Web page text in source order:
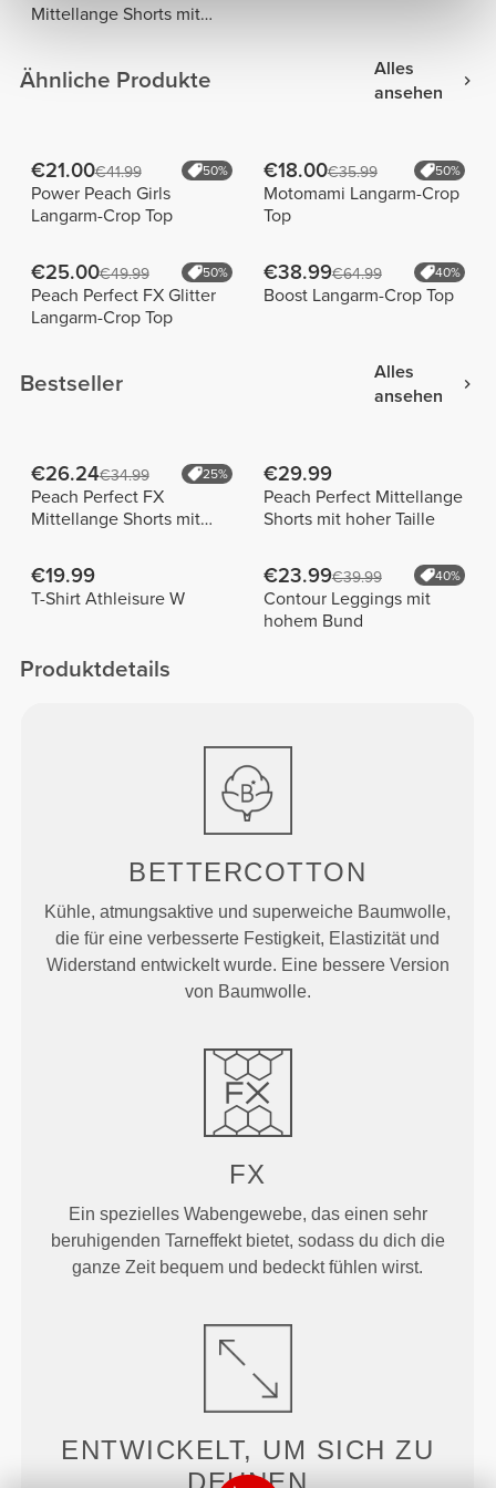
Mittellange Shorts mit
Ähnliche Produkte
Alles
ansehen
€21.00€41.99 50%
Power Peach Girls
Langarm-Crop Top
€18.00€35.99 50%
Motomami Langarm-Crop
Top
€25.00€49.99 50%
Peach Perfect FX Glitter
Langarm-Crop Top
€38.99€64.99 40%
Boost Langarm-Crop Top
Bestseller
Alles
ansehen
€26.24€34.99 25%
Peach Perfect FX
Mittellange Shorts mit
€29.99
Peach Perfect Mittellange
Shorts mit hoher Taille
€19.99
T-Shirt Athleisure W
€23.99€39.99 40%
Contour Leggings mit
hohem Bund
Produktdetails
BETTERCOTTON
Kühle, atmungsaktive und superweiche Baumwolle,
die für eine verbesserte Festigkeit, Elastizität und
Widerstand entwickelt wurde. Eine bessere Version
von Baumwolle.
FX
Ein spezielles Wabengewebe, das einen sehr
beruhigenden Tarneffekt bietet, sodass du dich die
ganze Zeit bequem und bedeckt fühlen wirst.
ENTWICKELT, UM SICH ZU
DEHNEN